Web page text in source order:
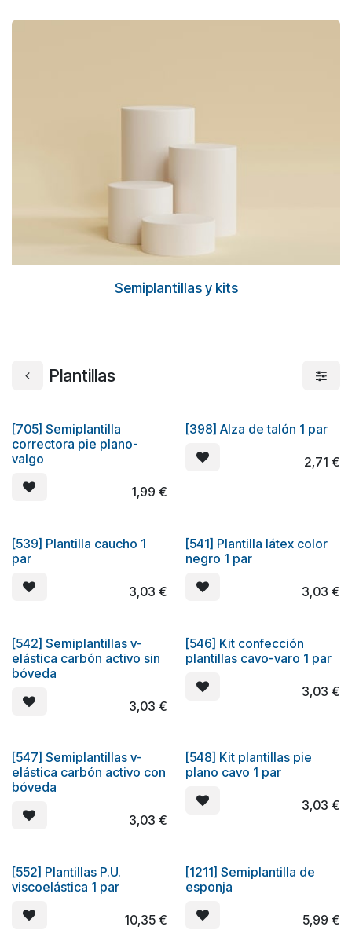
Semiplantillas y kits
Plantillas
[705] Semiplantilla
correctora pie plano-
valgo
1,99 €
[398] Alza de talón 1 par
2,71 €
[539] Plantilla caucho 1
par
3,03 €
[541] Plantilla látex color
negro 1 par
3,03 €
[542] Semiplantillas v-
elástica carbón activo sin
bóveda
3,03 €
[546] Kit confección
plantillas cavo-varo 1 par
3,03 €
[547] Semiplantillas v-
elástica carbón activo con
bóveda
3,03 €
[548] Kit plantillas pie
plano cavo 1 par
3,03 €
[552] Plantillas P.U.
viscoelástica 1 par
10,35€
[1211] Semiplantilla de
esponja
5,99 €